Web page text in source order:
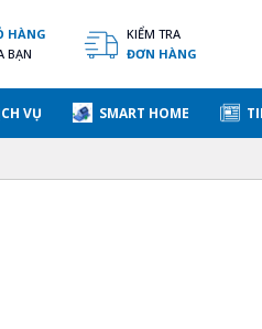
HÀNG
BẠN
KIỂM TRA
ĐƠN HÀNG
VỤ SMART HOME